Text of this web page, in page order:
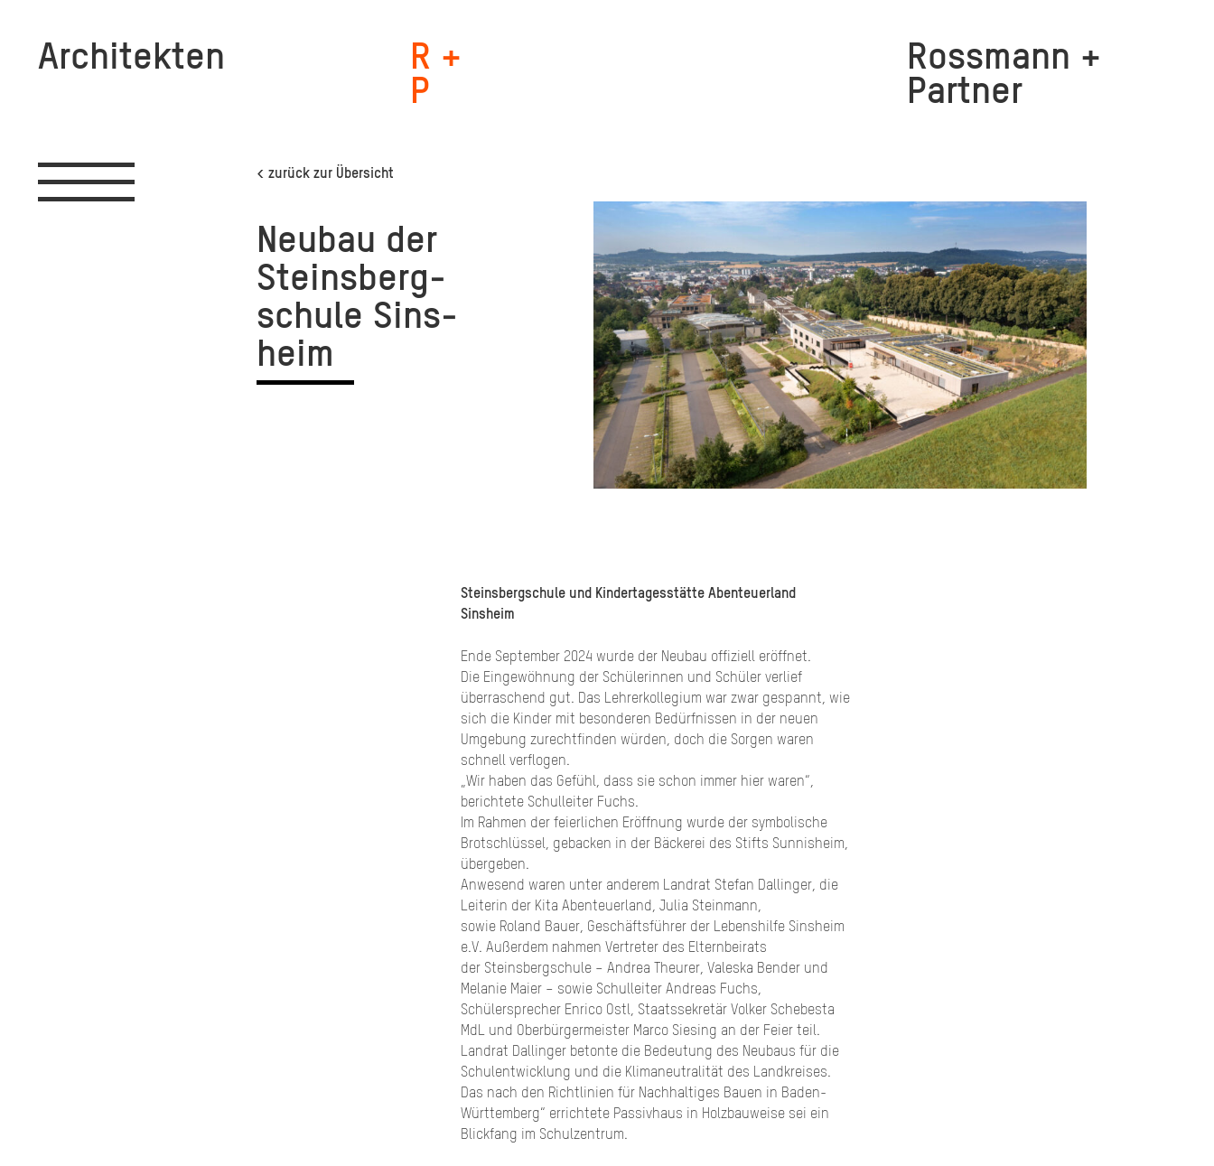
Architekten R +
P
Rossmann +
Partner
Toggle
navigation
< zurück zur Übersicht
Neu­bau der
Steins­berg­
schu­le Sins­
heim
Steinsbergschule und Kindertagesstätte Abenteuerland
Sinsheim
Ende September 2024 wurde der Neubau offiziell eröffnet.
Die Eingewöhnung der Schülerinnen und Schüler verlief
überraschend gut. Das Lehrerkollegium war zwar gespannt, wie
sich die Kinder mit besonderen Bedürfnissen in der neuen
Umgebung zurechtfinden würden, doch die Sorgen waren
schnell verflogen.
„Wir haben das Gefühl, dass sie schon immer hier waren“,
berichtete Schulleiter Fuchs.
Im Rahmen der feierlichen Eröffnung wurde der symbolische
Brotschlüssel, gebacken in der Bäckerei des Stifts Sunnisheim,
übergeben.
Anwesend waren unter anderem Landrat Stefan Dallinger, die
Leiterin der Kita Abenteuerland, Julia Steinmann,
sowie Roland Bauer, Geschäftsführer der Lebenshilfe Sinsheim
e.V. Außerdem nahmen Vertreter des Elternbeirats
der Steinsbergschule – Andrea Theurer, Valeska Bender und
Melanie Maier – sowie Schulleiter Andreas Fuchs,
Schülersprecher Enrico Ostl, Staatssekretär Volker Schebesta
MdL und Oberbürgermeister Marco Siesing an der Feier teil.
Landrat Dallinger betonte die Bedeutung des Neubaus für die
Schulentwicklung und die Klimaneutralität des Landkreises.
Das nach den Richtlinien für Nachhaltiges Bauen in Baden-
Württemberg“ errichtete Passivhaus in Holzbauweise sei ein
Blickfang im Schulzentrum.